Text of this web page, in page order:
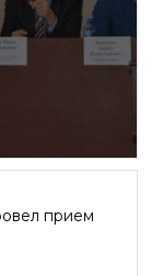
прием